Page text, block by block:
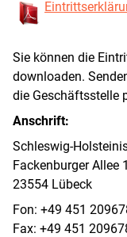
Sie können die
downloaden.
die Geschäftsstelle
Anschrift:
Schleswig-
Fackenburger Allee
23554 Lübeck
Fon: +49 451
Fax: +49 451